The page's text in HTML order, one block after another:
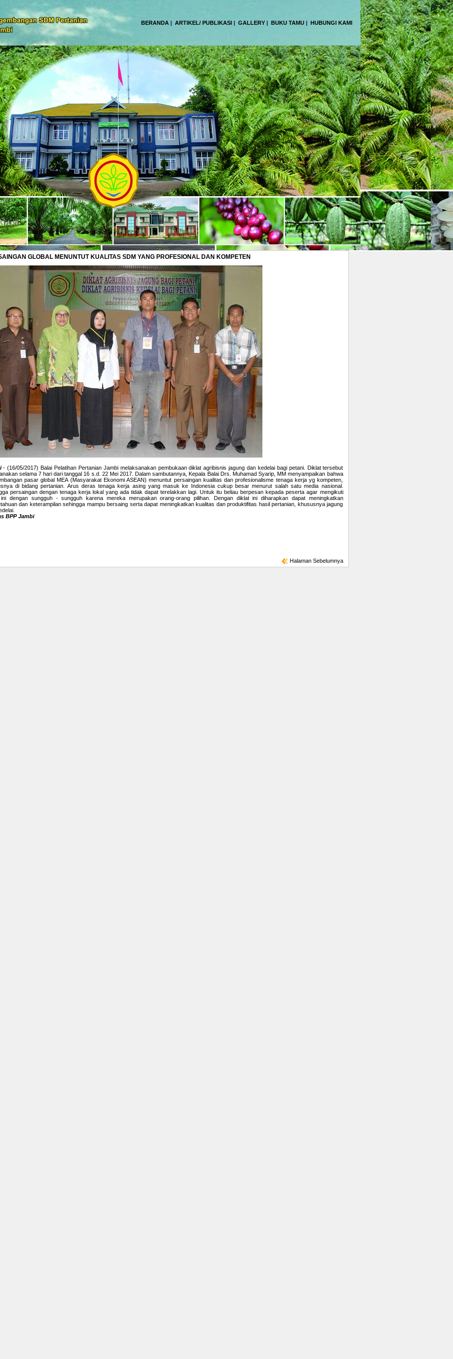
BERANDA | ARTIKEL/ PUBLIKASI | GALLERY | BUKU TAMU | HUBUNGI KAMI
GLOBAL MENUNTUT KUALITAS SDM YANG PROFESIONAL DAN KOMPETEN
- (16/05/2017) Balai Pelatihan Pertanian Jambi melaksanakan pembukaan diklat agribisnis jagung dan kedelai bagi petani. Diklat tersebut
selama 7 hari dari tanggal 16 s.d. 22 Mei 2017. Dalam sambutannya, Kepala Balai Drs. Muhamad Syarip, MM menyampaikan bahwa
pasar global MEA (Masyarakat Ekonomi ASEAN) menuntut persaingan kualitas dan profesionalisme tenaga kerja yg kompeten,
di bidang pertanian. Arus deras tenaga kerja asing yang masuk ke Indonesia cukup besar menurut salah satu media nasional.
persaingan dengan tenaga kerja lokal yang ada tidak dapat terelakkan lagi. Untuk itu beliau berpesan kepada peserta agar mengikuti
dengan sungguh - sungguh karena mereka merupakan orang-orang pilihan. Dengan diklat ini diharapkan dapat meningkatkan
dan keterampilan sehingga mampu bersaing serta dapat meningkatkan kualitas dan produktifitas hasil pertanian, khususnya jagung
BPP Jambi
Halaman Sebelumnya